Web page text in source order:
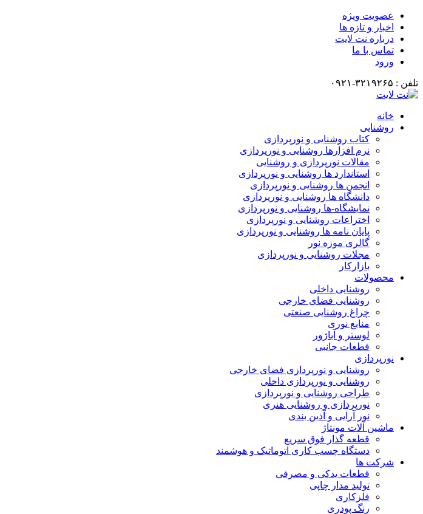
عضویت ویژه
اخبار و تازه ها
درباره نت لایت
تماس با ما
ورود
تلفن : ۳۲۱۹۲۶۵-۰۹۲۱
خانه
روشنایی
کتاب روشنایی و نورپردازی
نرم افزارها روشنایی و نورپردازی
مقالات نورپردازی و روشنایی
استاندارد ها روشنایی و نورپردازی
انجمن ها روشنایی و نورپردازی
دانشگاه ها روشنایی و نورپردازی
نمایشگاه-ها روشنایی و نورپردازی
اختراعات روشنایی و نورپردازی
پایان نامه ها روشنایی و نورپردازی
گالری موزه نور
مجلات روشنایی و نورپردازی
بازارکار
محصولات
روشنایی داخلی
روشنایی فضای خارجی
چراغ روشنایی صنعتی
منابع نوری
لوستر و آباژور
قطعات جانبی
نورپردازی
روشنایی و نورپردازی فضای خارجی
روشنایی و نورپردازی داخلی
طراحی روشنایی و نورپردازی
نورپردازی و روشنایی هنری
نور آرایی و آذین بندی
ماشین آلات مونتاژ
قطعه گذار فوق سریع
دستگاه چسب کاری اتوماتیک و هوشمند
شرکت ها
قطعات یدکی و مصرفی
تولید مدار چاپی
فلزکاری
رنگ پودری